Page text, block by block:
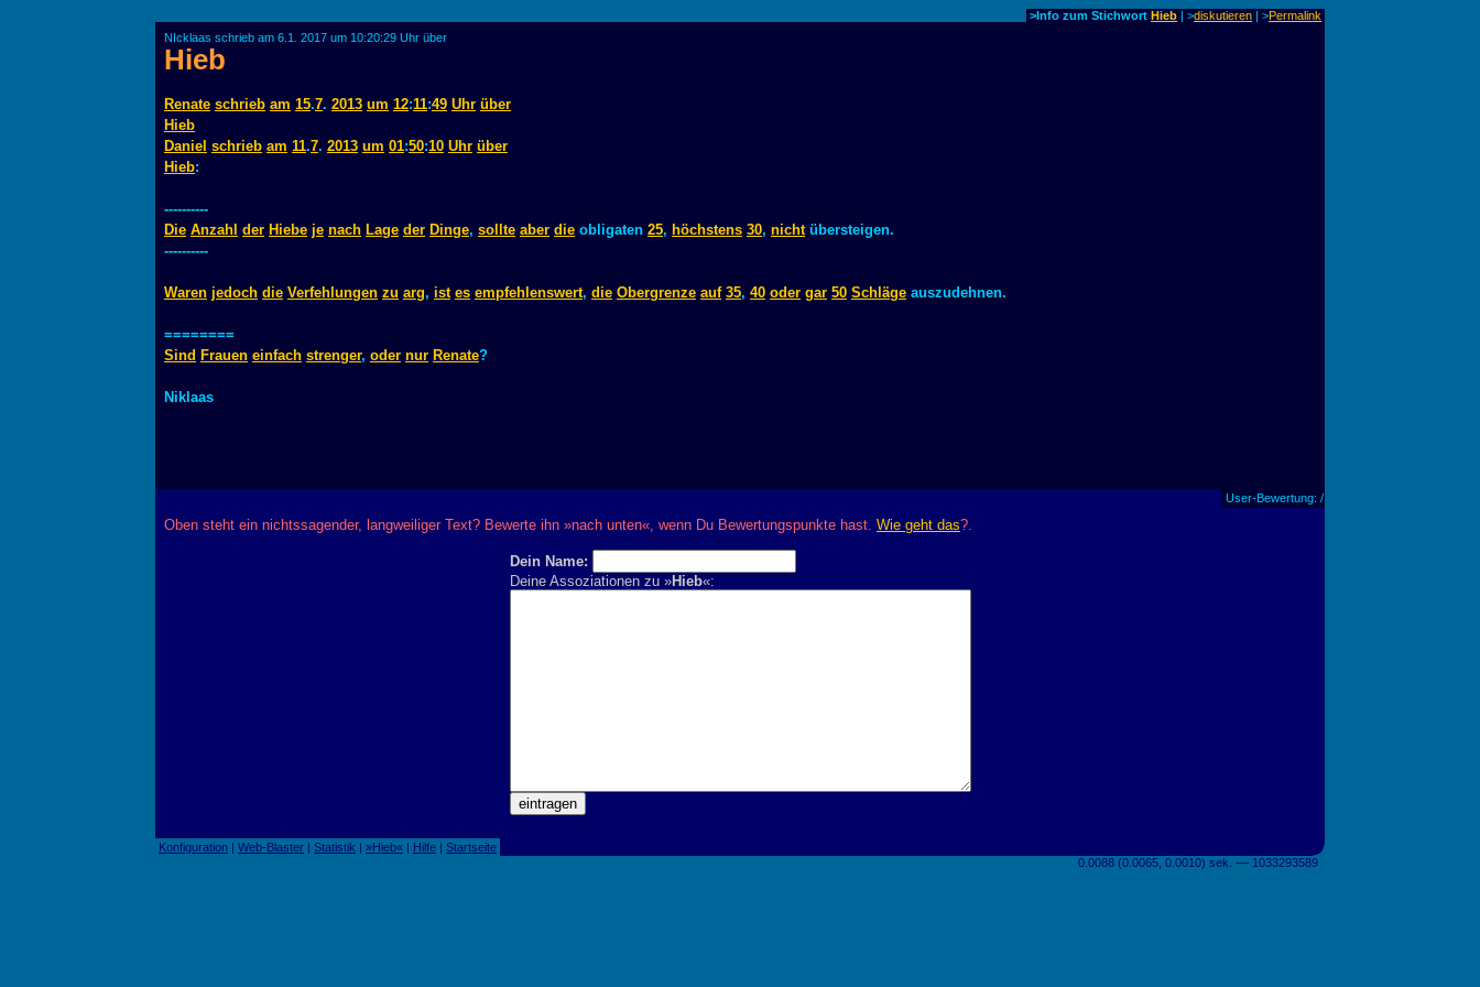
>Info zum Stichwort Hieb | >diskutieren | >Permalink
NIcklaas schrieb am 6.1. 2017 um 10:20:29 Uhr über
Hieb
Renate schrieb am 15.7. 2013 um 12:11:49 Uhr über
Hieb
Daniel schrieb am 11.7. 2013 um 01:50:10 Uhr über
Hieb:
----------
Die Anzahl der Hiebe je nach Lage der Dinge, sollte aber die obligaten 25, höchstens 30, nichtübersteigen.
----------
Waren jedoch die Verfehlungen zu arg, ist es empfehlenswert, die Obergrenze auf 35, 40 oder gar 50 Schläge auszudehnen.
========
Sind Frauen einfach strenger, oder nur Renate?
Niklaas
User-Bewertung: /
Oben steht ein nichtssagender, langweiliger Text? Bewerte ihn »nach unten«, wenn Du Bewertungspunkte hast. Wie geht das?.
Dein Name:
Deine Assoziationen zu »Hieb«:
Konfiguration | Web-Blaster | Statistik | »Hieb« | Hilfe | Startseite
0.0088 (0.0065, 0.0010) sek. –– 1033293589